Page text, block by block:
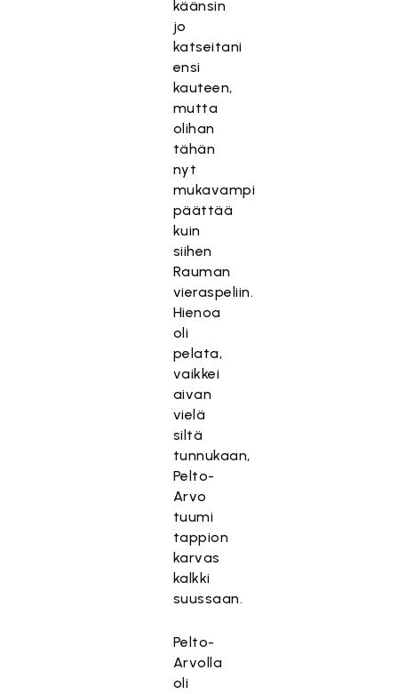
käänsin
jo
katseitani
ensi
kauteen,
mutta
olihan
tähän
nyt
mukavampi
päättää
kuin
siihen
Rauman
vieraspeliin.
Hienoa
oli
pelata,
vaikkei
aivan
vielä
siltä
tunnukaan,
Pelto-
Arvo
tuumi
tappion
karvas
kalkki
suussaan.
Pelto-
Arvolla
oli